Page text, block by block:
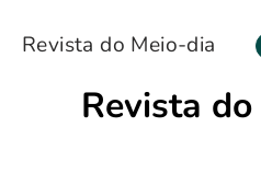
Revista do Meio-dia
Revista